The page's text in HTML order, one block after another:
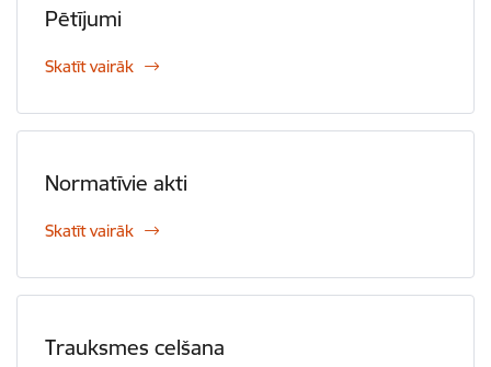
Pētījumi
Skatīt vairāk
Normatīvie akti
Skatīt vairāk
Trauksmes celšana